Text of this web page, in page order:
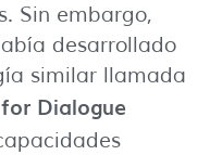
Sin embargo,
desarrollado
similar llamada
Dialogue